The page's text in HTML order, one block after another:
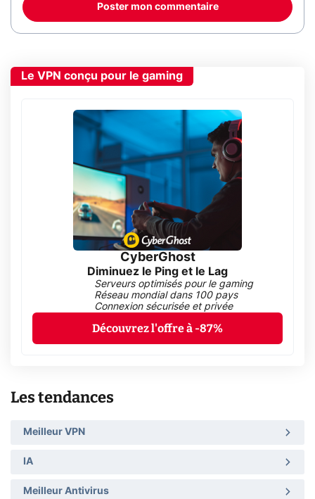
Poster mon commentaire
Le VPN conçu pour le gaming
CyberGhost
Diminuez le Ping et le Lag
Serveurs optimisés pour le gaming
Réseau mondial dans 100 pays
Connexion sécurisée et privée
Découvrez l'offre à -87%
Les tendances
Meilleur VPN
IA
Meilleur Antivirus